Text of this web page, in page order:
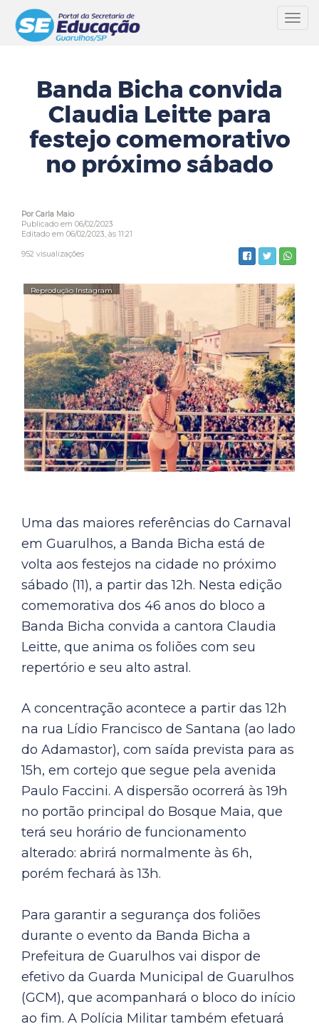
Banda Bicha convida
Claudia Leitte para
festejo comemorativo
no próximo sábado
Por Carla Maio
Publicado em 06/02/2023
Editado em 06/02/2023, às 11:21
952 visualizações
Uma das maiores referências do Carnaval
em Guarulhos, a Banda Bicha está de
volta aos festejos na cidade no próximo
sábado (11), a partir das 12h. Nesta edição
comemorativa dos 46 anos do bloco a
Banda Bicha convida a cantora Claudia
Leitte, que anima os foliões com seu
repertório e seu alto astral.
A concentração acontece a partir das 12h
na rua Lídio Francisco de Santana (ao lado
do Adamastor), com saída prevista para as
15h, em cortejo que segue pela avenida
Paulo Faccini. A dispersão ocorrerá às 19h
no portão principal do Bosque Maia, que
terá seu horário de funcionamento
alterado: abrirá normalmente às 6h,
porém fechará às 13h.
Para garantir a segurança dos foliões
durante o evento da Banda Bicha a
Prefeitura de Guarulhos vai dispor de
efetivo da Guarda Municipal de Guarulhos
(GCM), que acompanhará o bloco do início
ao fim. A Polícia Militar também efetuará